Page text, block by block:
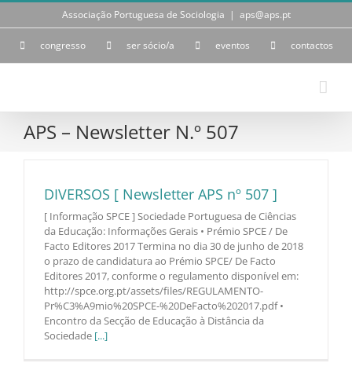
Skip
Associação Portuguesa de Sociologia | aps@aps.pt
congresso ser sócio/a eventos contactos
APS – Newsletter N.º 507
DIVERSOS [ Newsletter APS nº 507 ]
[ Informação SPCE ] Sociedade Portuguesa de Ciências
da Educação: Informações Gerais • Prémio SPCE / De
Facto Editores 2017 Termina no dia 30 de junho de 2018
o prazo de candidatura ao Prémio SPCE/ De Facto
Editores 2017, conforme o regulamento disponível em:
http://spce.org.pt/assets/files/REGULAMENTO-
Pr%C3%A9mio%20SPCE-%20DeFacto%202017.pdf •
Encontro da Secção de Educação à Distância da
Sociedade [...]